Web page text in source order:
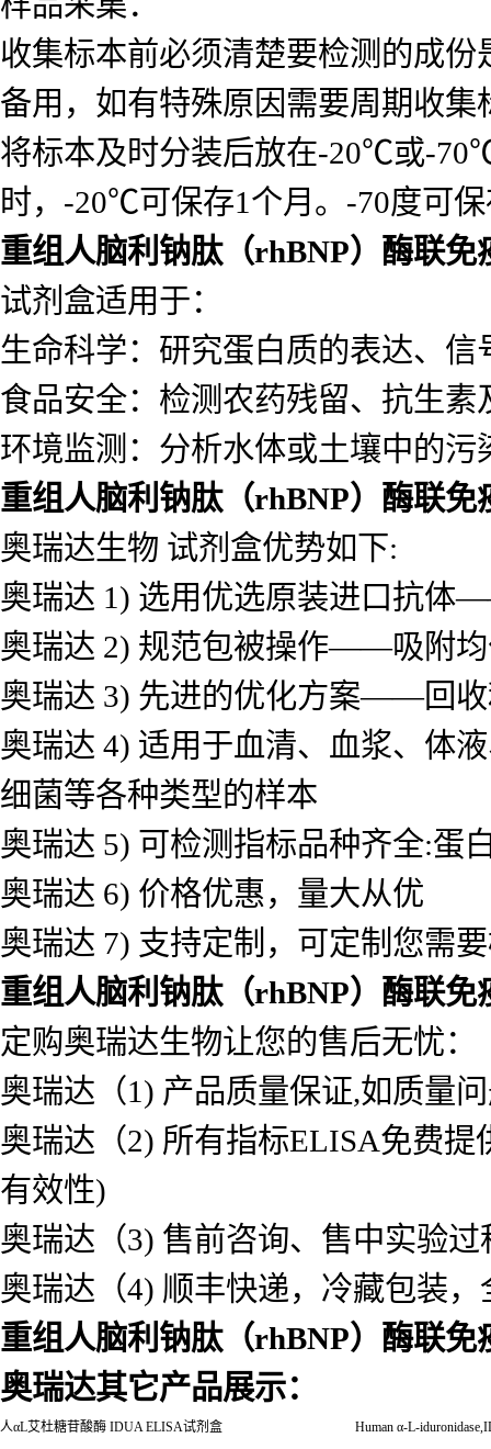
收集标本前必须清楚要检测的成
备用，如有特殊原因需要周期收集
将标本及时分装后放在-20℃或-
时，-20℃可保存1个月。-70度可
重组人脑利钠肽（rhBNP）酶联免
试剂盒适用于：
生命科学：研究蛋白质的表达、信
食品安全：检测农药残留、抗生素
环境监测：分析水体或土壤中的
重组人脑利钠肽（rhBNP）酶联免
奥瑞达生物 试剂盒优势如下:
奥瑞达 1) 选用优选原装进口抗
奥瑞达 2) 规范包被操作——吸附
奥瑞达 3) 先进的优化方案——回
奥瑞达 4) 适用于血清、血浆、体
细菌等各种类型的样本
奥瑞达 5) 可检测指标品种齐全:蛋
奥瑞达 6) 价格优惠，量大从优
奥瑞达 7) 支持定制，可定制您需
重组人脑利钠肽（rhBNP）酶联免
定购奥瑞达生物让您的售后无忧：
奥瑞达（1) 产品质量保证,如质量
奥瑞达（2) 所有指标ELISA免费
有效性)
奥瑞达（3) 售前咨询、售中实验
奥瑞达（4) 顺丰快递，冷藏包装，
重组人脑利钠肽（rhBNP）酶联免
奥瑞达其它产品展示：
人αL艾杜糖苷酸酶 IDUA ELISA试剂盒 Human α-L-